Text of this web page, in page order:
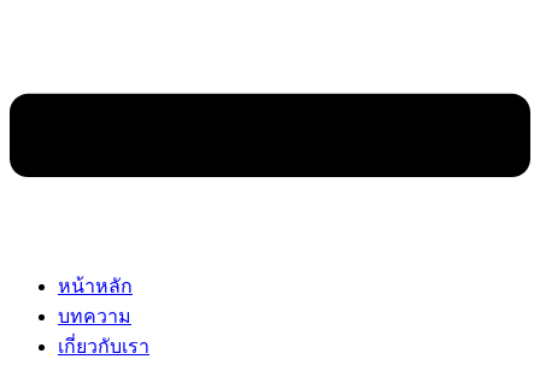
หน้าหลัก
บทความ
เกี่ยวกับเรา